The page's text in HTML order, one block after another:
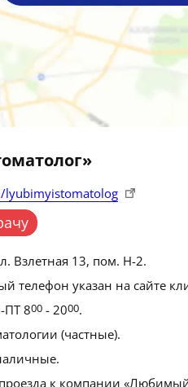
lyubimyistomatolog
Взлетная 13, пом. Н-2.
телефон указан на сайте
ПТ 800 - 2000.
(частные).
к компании